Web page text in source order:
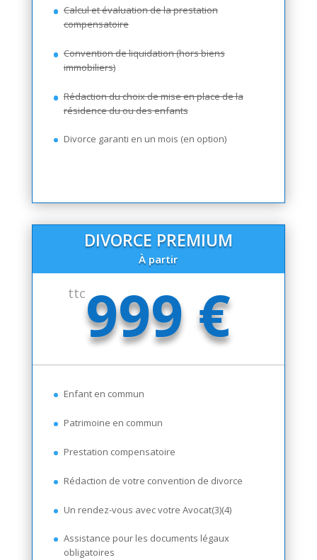
Calcul et évaluation de la prestation
compensatoire
Convention de liquidation (hors biens
immobiliers)
Rédaction du choix de mise en place de la
résidence du ou des enfants
Divorce garanti en un mois (en option)
DIVORCE PREMIUM
À partir
ttc999 €
Enfant en commun
Patrimoine en commun
Prestation compensatoire
Rédaction de votre convention de divorce
Un rendez-vous avec votre Avocat(3)(4)
Assistance pour les documents légaux
obligatoires